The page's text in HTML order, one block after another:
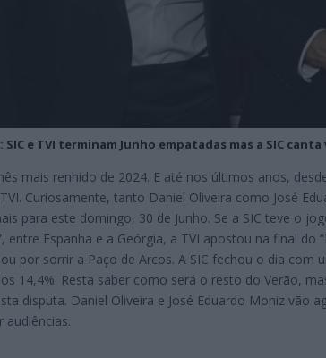
SIC e TVI terminam Junho empatadas mas a SIC
mais renhido de 2024. E até nos últimos anos,
Curiosamente, tanto Daniel Oliveira como José
para este domingo, 30 de Junho. Se a SIC teve o
entre Espanha e a Geórgia, a TVI apostou na final do
por sorrir a Paço de Arcos. A SIC fechou o dia com
14,4%. Resta saber como será o resto do Verão,
disputa. Daniel Oliveira e José Eduardo Moniz vão
audiências.